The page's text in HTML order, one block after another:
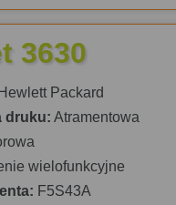
3630
Hewlett Packard
druku: Atramentowa
wielofunkcyjne
F5S43A